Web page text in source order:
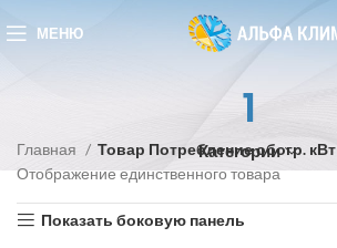
МЕНЮ
1
Категории
Главная Товар Потребление обогр. кВт
Отображение единственного товара
Показать боковую панель